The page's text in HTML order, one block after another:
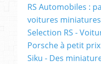
RS Automobiles :
voitures
Selection RS -
Porsche à petit prix
Siku - Des